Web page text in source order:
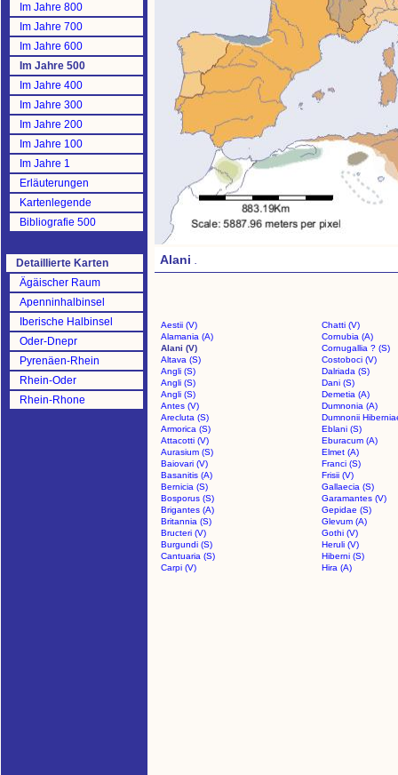
Im Jahre 800
Im Jahre 700
Im Jahre 600
Im Jahre 500
Im Jahre 400
Im Jahre 300
Im Jahre 200
Im Jahre 100
Im Jahre 1
Erläuterungen
Kartenlegende
Bibliografie 500
Detaillierte Karten
Ägäischer Raum
Apenninhalbinsel
Iberische Halbinsel
Oder-Dnepr
Pyrenäen-Rhein
Rhein-Oder
Rhein-Rhone
Alani .
Aestii (V)
Chatti (V)
Alamania (A)
Cornubia (A)
Alani (V)
Cornugallia ? (S)
Altava (S)
Costoboci (V)
Angli (S)
Dalriada (S)
Angli (S)
Dani (S)
Angli (S)
Demetia (A)
Antes (V)
Dumnonia (A)
Arecluta (S)
Dumnonii
Armorica (S)
Eblani (S)
Attacotti (V)
Eburacum (A)
Aurasium (S)
Elmet (A)
Baiovari (V)
Franci (S)
Basanitis (A)
Frisii (V)
Bernicia (S)
Gallaecia (S)
Bosporus (S)
Garamantes (V)
Brigantes (A)
Gepidae (S)
Britannia (S)
Glevum (A)
Bructeri (V)
Gothi (V)
Burgundi (S)
Heruli (V)
Cantuaria (S)
Hiberni (S)
Carpi (V)
Hira (A)